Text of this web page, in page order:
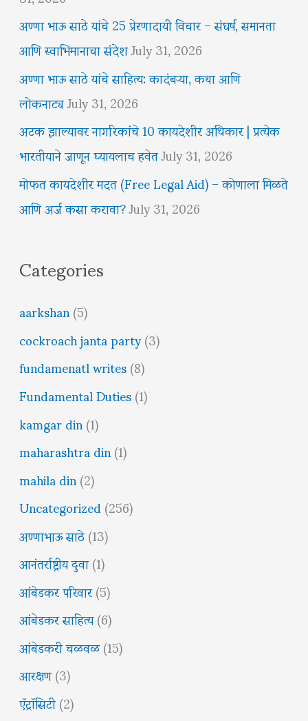
अण्णा भाऊ साठे यांचे 25 प्रेरणादायी विचार – संघर्ष, समानता
आणि स्वाभिमानाचा संदेशJuly 31, 2026
अण्णा भाऊ साठे यांचे साहित्य: कादंबऱ्या, कथा आणि
लोकनाट्यJuly 31, 2026
अटक झाल्यावर नागरिकांचे 10 कायदेशीर अधिकार | प्रत्येक
भारतीयाने जाणून घ्यायलाच हवेतJuly 31, 2026
मोफत कायदेशीर मदत (Free Legal Aid) – कोणाला मिळते
आणि अर्ज कसा करावा?July 31, 2026
Categories
aarkshan(5)
cockroach janta party(3)
fundamenatl writes(8)
Fundamental Duties(1)
kamgar din(1)
maharashtra din(1)
mahila din(2)
Uncategorized(256)
अण्णाभाऊ साठे(13)
आनंतर्राष्ट्रीय दुवा(1)
आंबेडकर परिवार(5)
आंबेडकर साहित्य(6)
आंबेडकरी चळवळ(15)
आरक्षण(3)
ऍट्रॉसिटी(2)